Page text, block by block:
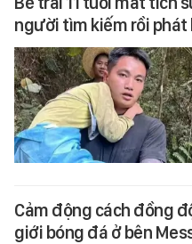
người tìm kiếm rồi phát
Cảm động cách đồng
giới bóng đá ở bên